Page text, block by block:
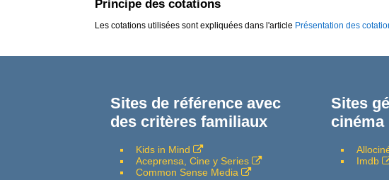
Principe des cotations
Les cotations utilisées sont expliquées dans l'article Présentation des
Sites de référence avec
des critères familiaux
Kids in Mind
Aceprensa, Cine y Series
Common Sense Media
Sites
cinéma
Imdb